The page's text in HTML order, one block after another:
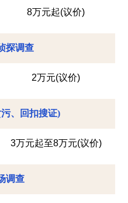
8万元起(议价)
探调查
2万元(议价)
、回扣搜证)
3万元起至8万元(议价)
调查